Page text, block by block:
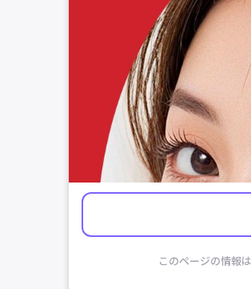
このページの情報